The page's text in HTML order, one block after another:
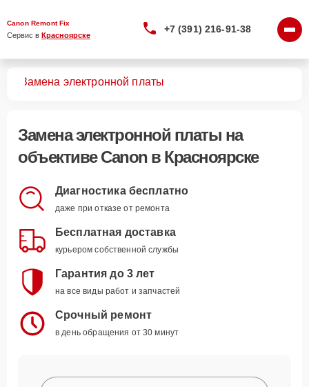
Canon Remont Fix
Сервис в Красноярске
+7 (391) 216-91-38
Замена электронной платы
Замена электронной платы на
объективе Canon в Красноярске
Диагностика бесплатно
даже при отказе от ремонта
Бесплатная доставка
курьером собственной службы
Гарантия до 3 лет
на все виды работ и запчастей
Срочный ремонт
в день обращения от 30 минут